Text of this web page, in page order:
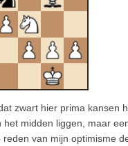
zwart hier prima
midden liggen, maar
van mijn optimisme